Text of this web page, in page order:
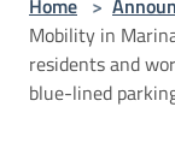
Mobility in
residents and
blue-lined